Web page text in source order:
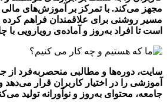
مجهز می‌کند. با تمرکز بر آموزش‌های
مسیر روشنی برای علاقمندان فراهم کرده
است تا افراد به‌روز و آماده‌ی رویارویی
سایت، دوره‌ها و مطالبی منحصربه‌فرد از
آموزشی را در اختیار کاربران قرار می‌دهد
جامعه، محتوای به‌روز و نوآورانه تولید